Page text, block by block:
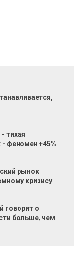
тихая
феномен +45%
рынок
кризису
говорит о
больше, чем